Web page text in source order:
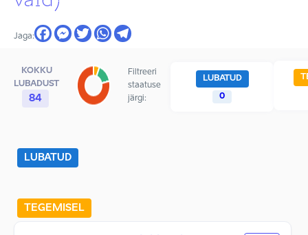
Jaga:
KOKKU
LUBADUST
84
Filtreeri
staatuse
järgi:
LUBATUD
0
LUBATUD
TEGEMISEL